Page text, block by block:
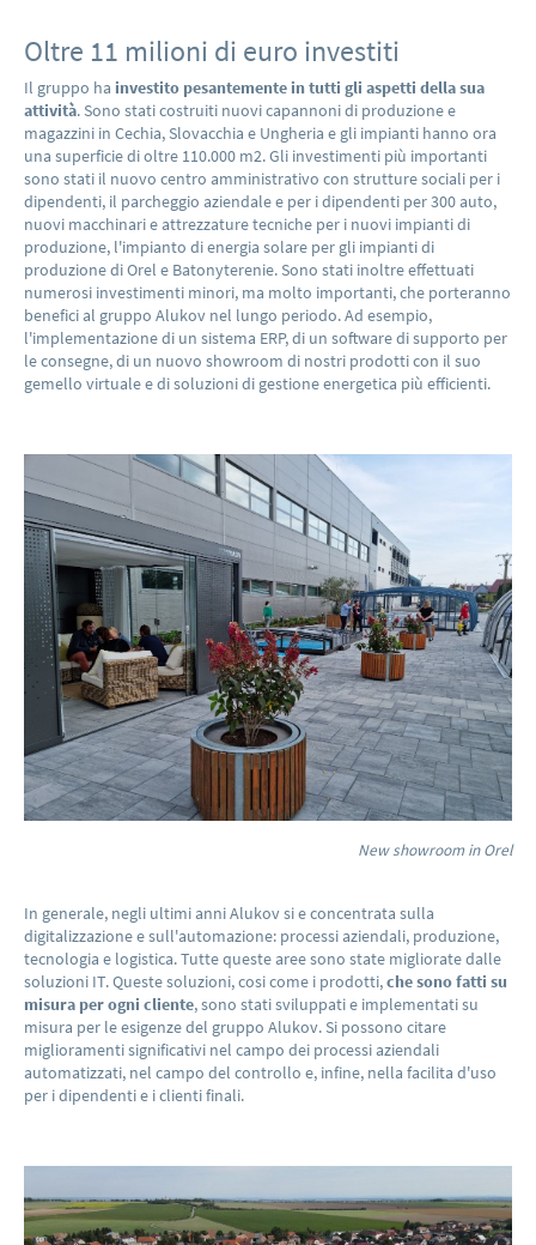
Oltre 11 milioni di euro investiti
Il gruppo ha investito pesantemente in tutti gli aspetti della sua
attività. Sono stati costruiti nuovi capannoni di produzione e
magazzini in Cechia, Slovacchia e Ungheria e gli impianti hanno ora
una superficie di oltre 110.000 m2. Gli investimenti più importanti
sono stati il nuovo centro amministrativo con strutture sociali per i
dipendenti, il parcheggio aziendale e per i dipendenti per 300 auto,
nuovi macchinari e attrezzature tecniche per i nuovi impianti di
produzione, l'impianto di energia solare per gli impianti di
produzione di Orel e Batonyterenie. Sono stati inoltre effettuati
numerosi investimenti minori, ma molto importanti, che porteranno
benefici al gruppo Alukov nel lungo periodo. Ad esempio,
l'implementazione di un sistema ERP, di un software di supporto per
le consegne, di un nuovo showroom di nostri prodotti con il suo
gemello virtuale e di soluzioni di gestione energetica più efficienti.
New showroom in Orel
In generale, negli ultimi anni Alukov si e concentrata sulla
digitalizzazione e sull'automazione: processi aziendali, produzione,
tecnologia e logistica. Tutte queste aree sono state migliorate dalle
soluzioni IT. Queste soluzioni, cosi come i prodotti,che sono fatti su
misura per ogni cliente, sono stati sviluppati e implementati su
misura per le esigenze del gruppo Alukov. Si possono citare
miglioramenti significativi nel campo dei processi aziendali
automatizzati, nel campo del controllo e, infine, nella facilita d'uso
per i dipendenti e i clienti finali.